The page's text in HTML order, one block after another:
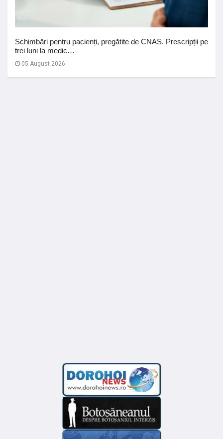
Schimbări pentru pacienți, pregătite de CNAS. Prescripții pe
trei luni la medic…
05 August 2026